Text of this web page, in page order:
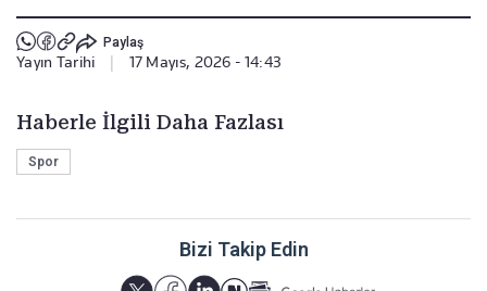
Paylaş
Yayın Tarihi | 17 Mayıs, 2026 - 14:43
Haberle İlgili Daha Fazlası
Spor
Bizi Takip Edin